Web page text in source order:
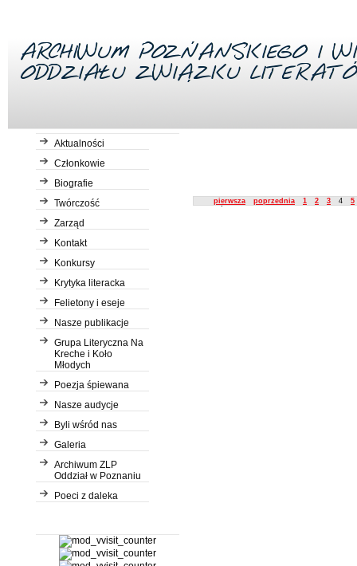
Aktualności
Członkowie
Biografie
Twórczość
Zarząd
Kontakt
Konkursy
Krytyka literacka
Felietony i eseje
Nasze publikacje
Grupa Literyczna Na
Kreche i Koło
Młodych
Poezja śpiewana
Nasze audycje
Byli wśród nas
Galeria
Archiwum ZLP
Oddział w Poznaniu
Poeci z daleka
pierwsza poprzednia 1 2 3 4 5
Description